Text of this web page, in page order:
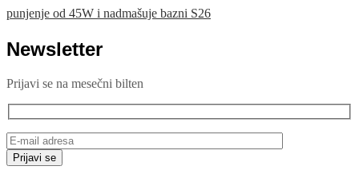
punjenje od 45W i nadmašuje bazni S26
Newsletter
Prijavi se na mesečni bilten